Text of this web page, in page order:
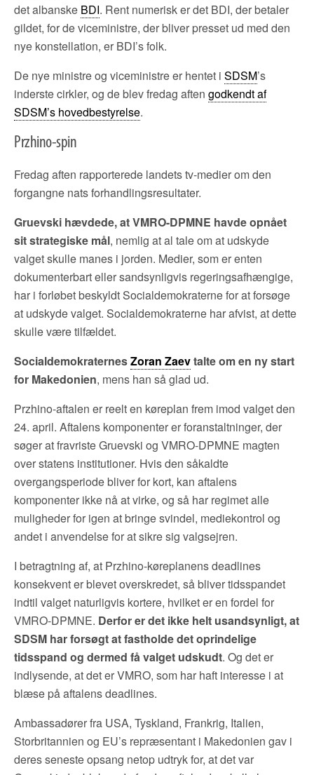
det albanske BDI. Rent numerisk er det BDI, der betaler
gildet, for de viceministre, der bliver presset ud med den
nye konstellation, er BDI’s folk.
De nye ministre og viceministre er hentet i SDSM’s
inderste cirkler, og de blev fredag aften godkendt af
SDSM’s hovedbestyrelse.
Przhino-spin
Fredag aften rapporterede landets tv-medier om den
forgangne nats forhandlingsresultater.
Gruevski hævdede, at VMRO-DPMNE havde opnået
sit strategiske mål, nemlig at al tale om at udskyde
valget skulle manes i jorden. Medier, som er enten
dokumenterbart eller sandsynligvis regeringsafhængige,
har i forløbet beskyldt Socialdemokraterne for at forsøge
at udskyde valget. Socialdemokraterne har afvist, at dette
skulle være tilfældet.
SocialdemokraternesZoran Zaevtalte om en ny start
for Makedonien, mens han så glad ud.
Przhino-aftalen er reelt en køreplan frem imod valget den
24. april. Aftalens komponenter er foranstaltninger, der
søger at fravriste Gruevski og VMRO-DPMNE magten
over statens institutioner. Hvis den såkaldte
overgangsperiode bliver for kort, kan aftalens
komponenter ikke nå at virke, og så har regimet alle
muligheder for igen at bringe svindel, mediekontrol og
andet i anvendelse for at sikre sig valgsejren.
I betragtning af, at Przhino-køreplanens deadlines
konsekvent er blevet overskredet, så bliver tidsspandet
indtil valget naturligvis kortere, hvilket er en fordel for
VMRO-DPMNE. Derfor er det ikke helt usandsynligt, at
SDSM har forsøgt at fastholde det oprindelige
tidsspand og dermed få valget udskudt. Og det er
indlysende, at det er VMRO, som har haft interesse i at
blæse på aftalens deadlines.
Ambassadører fra USA, Tyskland, Frankrig, Italien,
Storbritannien og EU’s repræsentant i Makedonien gav i
deres seneste opsang netop udtryk for, at det var